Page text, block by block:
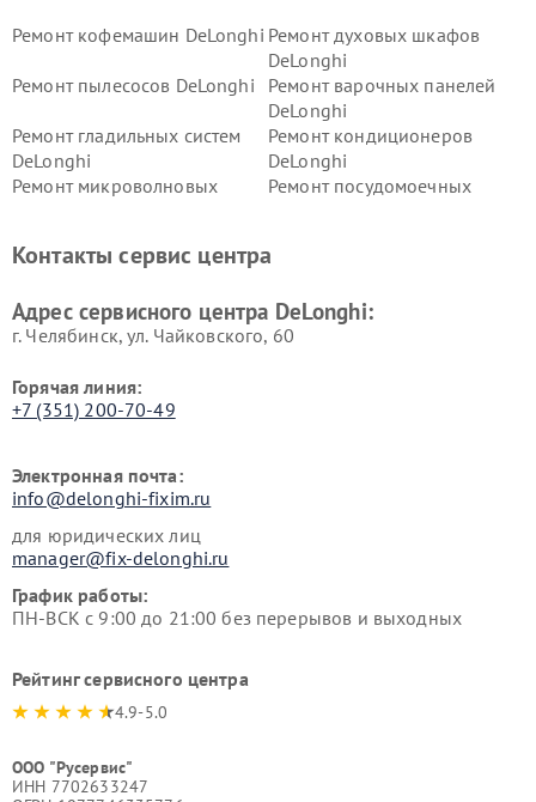
Ремонт кофемашин DeLonghi Ремонт духовых шкафов
DeLonghi
Ремонт пылесосов DeLonghi
Ремонт варочных панелей
DeLonghi
Ремонт гладильных систем
DeLonghi
Ремонт кондиционеров
DeLonghi
Ремонт микроволновых
Ремонт посудомоечных
DeLonghi
DeLonghi
Контакты сервис центра
Адрес сервисного центра DeLonghi:
г. Челябинск, ул. Чайковского, 60
Горячая линия:
+7 (351) 200-70-49
Электронная почта:
info@delonghi-fixim.ru
для юридических лиц
manager@fix-delonghi.ru
График работы:
ПН-ВСК с 9:00 до 21:00 без перерывов и выходных
Рейтинг сервисного центра
4.9-5.0
ООО "Русервис"
ИНН 7702633247